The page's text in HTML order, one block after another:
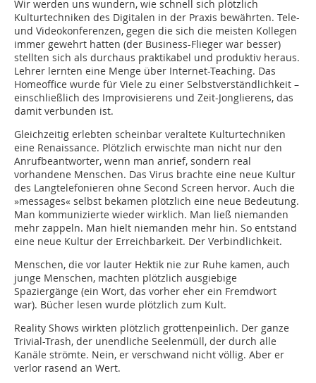
Wir werden uns wundern, wie schnell sich plötzlich
Kulturtechniken des Digitalen in der Praxis bewährten. Tele-
und Videokonferenzen, gegen die sich die meisten Kollegen
immer gewehrt hatten (der Business-Flieger war besser)
stellten sich als durchaus praktikabel und produktiv heraus.
Lehrer lernten eine Menge über Internet-Teaching. Das
Homeoffice wurde für Viele zu einer Selbstverständlichkeit –
einschließlich des Improvisierens und Zeit-Jonglierens, das
damit verbunden ist.
Gleichzeitig erlebten scheinbar veraltete Kulturtechniken
eine Renaissance. Plötzlich erwischte man nicht nur den
Anrufbeantworter, wenn man anrief, sondern real
vorhandene Menschen. Das Virus brachte eine neue Kultur
des Langtelefonieren ohne Second Screen hervor. Auch die
»messages« selbst bekamen plötzlich eine neue Bedeutung.
Man kommunizierte wieder wirklich. Man ließ niemanden
mehr zappeln. Man hielt niemanden mehr hin. So entstand
eine neue Kultur der Erreichbarkeit. Der Verbindlichkeit.
Menschen, die vor lauter Hektik nie zur Ruhe kamen, auch
junge Menschen, machten plötzlich ausgiebige
Spaziergänge (ein Wort, das vorher eher ein Fremdwort
war). Bücher lesen wurde plötzlich zum Kult.
Reality Shows wirkten plötzlich grottenpeinlich. Der ganze
Trivial-Trash, der unendliche Seelenmüll, der durch alle
Kanäle strömte. Nein, er verschwand nicht völlig. Aber er
verlor rasend an Wert.